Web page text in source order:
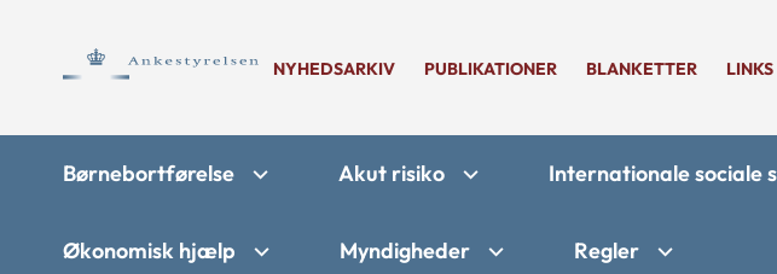
NYHEDSARKIV PUBLIKATIONER BLANKETTER LINKS
Børnebortførelse Akut risiko Internationale sociale
Økonomisk hjælp Myndigheder Regler